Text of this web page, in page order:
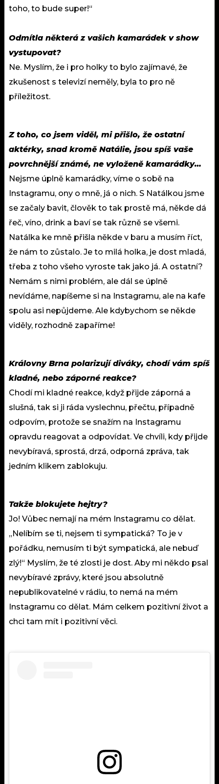
toho, to bude super!“
Odmítla některá z vašich kamarádek v show
vystupovat?
Ne. Myslím, že i pro holky to bylo zajímavé, že
zkušenost s televizí neměly, byla to pro ně
příležitost.
Z toho, co jsem viděl, mi přišlo, že ostatní
aktérky, snad kromě Natálie, jsou spíš vaše
povrchnější známé, ne vyloženě kamarádky…
Nejsme úplně kamarádky, víme o sobě na
Instagramu, ony o mně, já o nich. S Natálkou jsme
se začaly bavit, člověk to tak prostě má, někde dá
řeč, víno, drink a baví se tak různě se všemi.
Natálka ke mně přišla někde v baru a musím říct,
že nám to zůstalo. Je to milá holka, je dost mladá,
třeba z toho všeho vyroste tak jako já. A ostatní?
Nemám s nimi problém, ale dál se úplně
nevídáme, napíšeme si na Instagramu, ale na kafe
spolu asi nepůjdeme. Ale kdybychom se někde
viděly, rozhodně zapaříme!
Královny Brna polarizují diváky, chodí vám spíš
kladné, nebo záporné reakce?
Chodí mi kladné reakce, když přijde záporná a
slušná, tak si ji ráda vyslechnu, přečtu, případně
odpovím, protože se snažím na Instagramu
opravdu reagovat a odpovídat. Ve chvíli, kdy přijde
nevybíravá, sprostá, drzá, odporná zpráva, tak
jedním klikem zablokuju.
Takže blokujete hejtry?
Jo! Vůbec nemají na mém Instagramu co dělat.
„Nelíbím se ti, nejsem ti sympatická? To je v
pořádku, nemusím ti být sympatická, ale nebuď
zlý!“ Myslím, že té zlosti je dost. Aby mi někdo psal
nevybíravé zprávy, které jsou absolutně
nepublikovatelné v rádiu, to nemá na mém
Instagramu co dělat. Mám celkem pozitivní život a
chci tam mít i pozitivní věci.